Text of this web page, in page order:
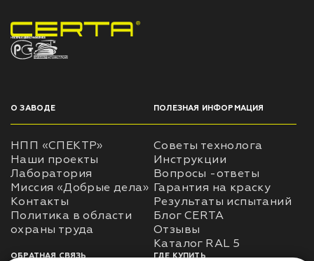
НПП «СПЕКТР» ЗАВОД ЛАКОКРАСОЧНЫХ МАТЕРИАЛОВ
О ЗАВОДЕ
НПП «СПЕКТР»
Наши проекты
Лаборатория
Миссия «Добрые дела»
Контакты
Политика в области
ПОЛЕЗНАЯ ИНФОРМАЦИЯ
Советы технолога
Инструкции
Вопросы -ответы
Гарантия на краску
Результаты испытаний
Блог CERTA
Отзывы
Каталог RAL 5
ОБРАТНАЯ СВЯЗЬ ГДЕ КУПИТЬ